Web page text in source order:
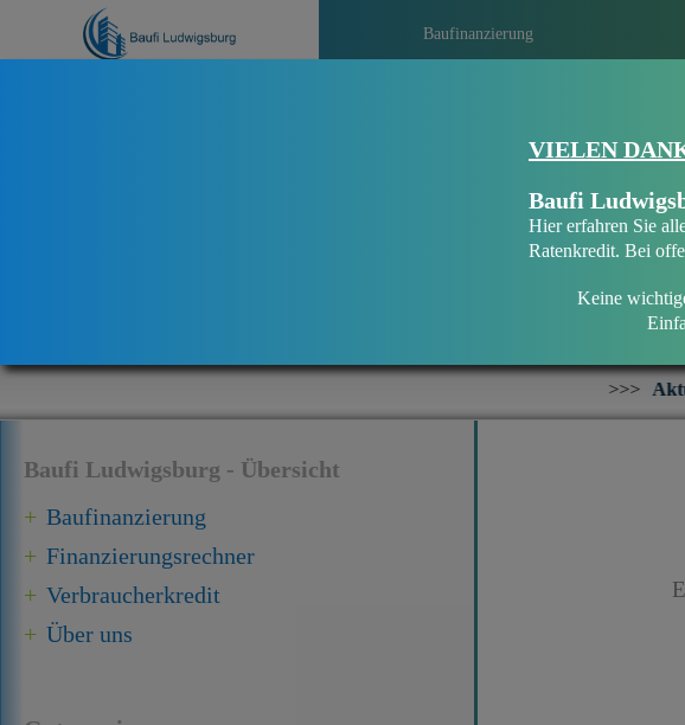
Baufinanzierung
Aktuelles bei Baufi
Baufi Ludwigsburg - Übersicht
Baufinanzierung
Finanzierungsrechner
Verbraucherkredit
Über uns
VIELEN
Baufi
Hier erfahren Sie
Ratenkredit. Bei
Keine